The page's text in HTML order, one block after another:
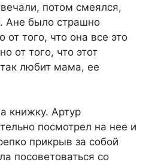
потом смеялся,
Ане было страшно
от того, что она все это
от того, что этот
любит мама, ее
книжку. Артур
посмотрел на нее и
прикрыв за собой
посоветоваться со